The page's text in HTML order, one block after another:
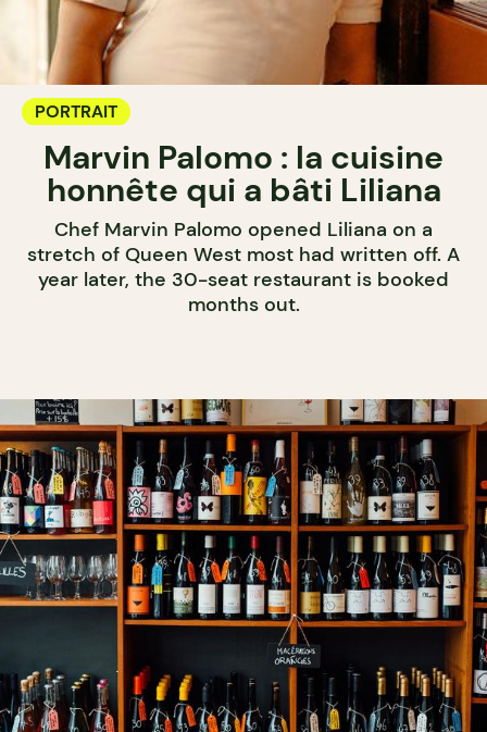
PORTRAIT
Marvin Palomo : la cuisine
honnête qui a bâti Liliana
Chef Marvin Palomo opened Liliana on a
stretch of Queen West most had written off. A
year later, the 30-seat restaurant is booked
months out.